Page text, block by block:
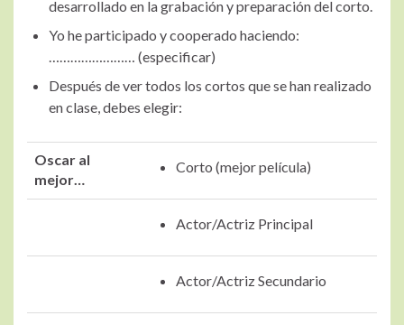
desarrollado en la grabación y preparación del corto.
Yo he participado y cooperado haciendo:
…………………… (especificar)
Después de ver todos los cortos que se han realizado
en clase, debes elegir:
Oscar al
mejor…
Corto (mejor película)
Actor/Actriz Principal
Actor/Actriz Secundario